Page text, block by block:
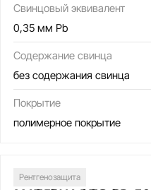
Свинцовый эквивалент
0,35 мм Pb
Содержание свинца
без содержания свинца
Покрытие
полимерное покрытие
Рентгенозащита